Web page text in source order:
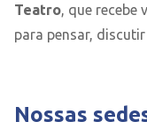
Teatro, que recebe
para pensar,
Nossas